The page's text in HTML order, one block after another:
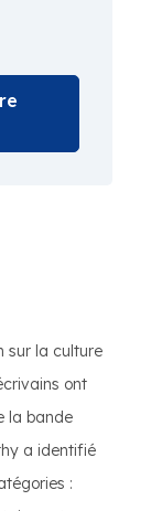
sur la culture
ont
la bande
a identifié
: